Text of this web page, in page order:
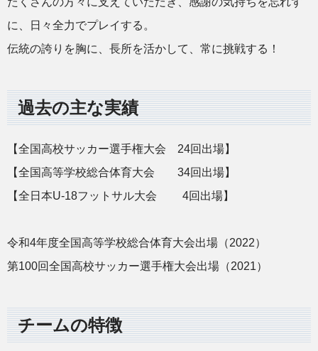
に、日々全力でプレイする。
伝統の誇りを胸に、長所を活かして、常に挑戦する！
過去の主な実績
【全国高校サッカー選手権大会 24回出場】
【全国高等学校総合体育大会 34回出場】
【全日本U-18フットサル大会 4回出場】
令和4年度全国高等学校総合体育大会出場（2022）
第100回全国高校サッカー選手権大会出場（2021）
チームの特徴